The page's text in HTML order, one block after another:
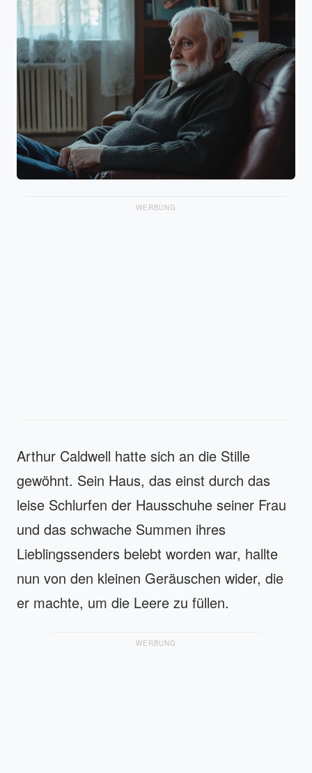
WERBUNG
Arthur Caldwell hatte sich an die Stille
gewöhnt. Sein Haus, das einst durch das
leise Schlurfen der Hausschuhe seiner Frau
und das schwache Summen ihres
Lieblingssenders belebt worden war, hallte
nun von den kleinen Geräuschen wider, die
er machte, um die Leere zu füllen.
WERBUNG